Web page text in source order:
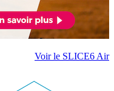
Voir le SLICE6 Air